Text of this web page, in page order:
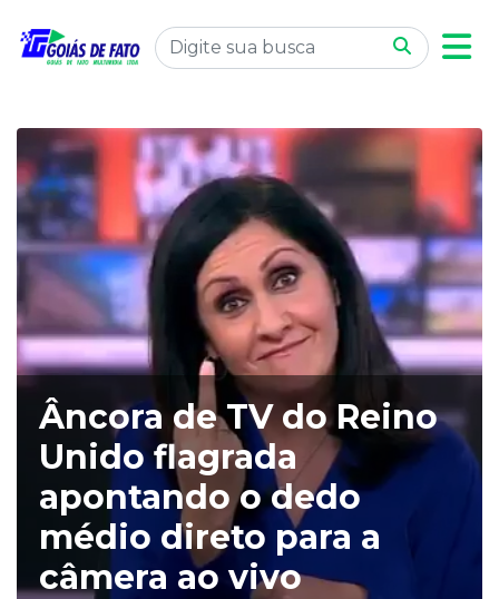
Âncora de TV do Reino
Unido flagrada
apontando o dedo
médio direto para a
câmera ao vivo